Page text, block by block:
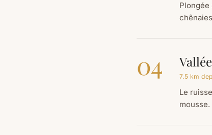
Plongée
04 7.5 km
Le